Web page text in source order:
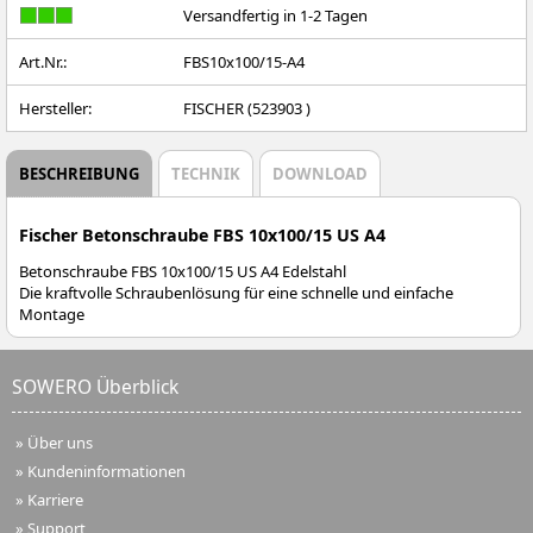
Versandfertig in 1-2 Tagen
Art.Nr.: FBS10x100/15-A4
Hersteller: FISCHER (523903 )
BESCHREIBUNG TECHNIK DOWNLOAD
Fischer Betonschraube FBS 10x100/15 US A4
Betonschraube FBS 10x100/15 US A4 Edelstahl
Die kraftvolle Schraubenlösung für eine schnelle und einfache
Montage
SOWERO Überblick
» Über uns
» Kundeninformationen
» Karriere
» Support